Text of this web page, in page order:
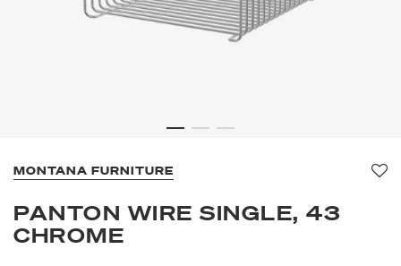
MONTANA FURNITURE
PANTON WIRE SINGLE, 43
CHROME